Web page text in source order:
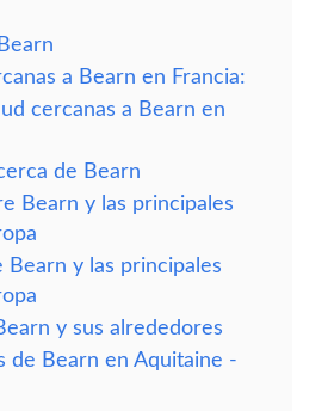
a Bearn en Francia:
cercanas a Bearn en
de Bearn
Bearn y las principales
Bearn y las principales
y sus alrededores
de Bearn en Aquitaine -